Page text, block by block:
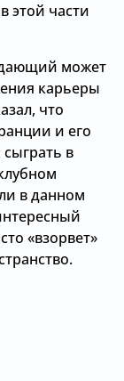
этой части
может
карьеры
что
и его
в
в данном
«взорвет»